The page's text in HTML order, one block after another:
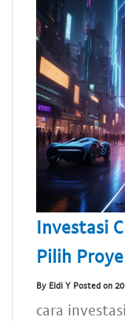
Investasi
Pilih
By Eldi Y Posted on
cara